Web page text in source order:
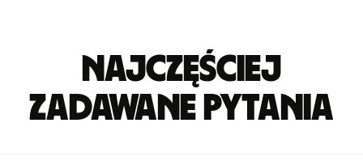
Najczęściej
zadawane pytania